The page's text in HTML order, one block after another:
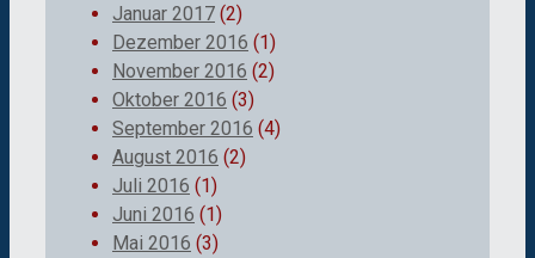
Januar 2017 (2)
Dezember 2016 (1)
November 2016 (2)
Oktober 2016 (3)
September 2016 (4)
August 2016 (2)
Juli 2016 (1)
Juni 2016 (1)
Mai 2016 (3)